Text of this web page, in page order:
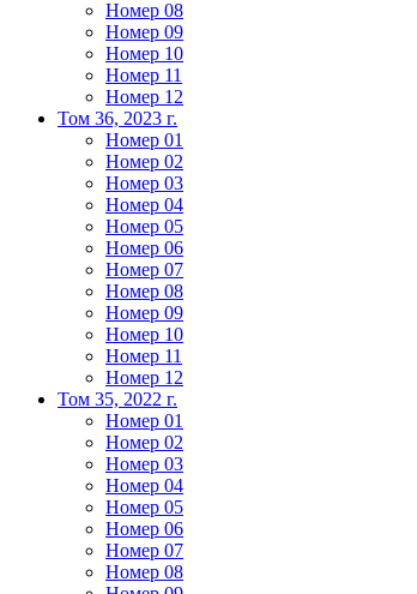
Номер 08
Номер 09
Номер 10
Номер 11
Номер 12
Том 36, 2023 г.
Номер 01
Номер 02
Номер 03
Номер 04
Номер 05
Номер 06
Номер 07
Номер 08
Номер 09
Номер 10
Номер 11
Номер 12
Том 35, 2022 г.
Номер 01
Номер 02
Номер 03
Номер 04
Номер 05
Номер 06
Номер 07
Номер 08